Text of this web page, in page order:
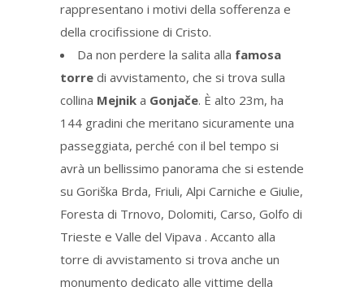
rappresentano i motivi della sofferenza e
della crocifissione di Cristo.
Da non perdere la salita alla famosa
torre di avvistamento, che si trova sulla
collina Mejnik a Gonjače. È alto 23m, ha
144 gradini che meritano sicuramente una
passeggiata, perché con il bel tempo si
avrà un bellissimo panorama che si estende
su Goriška Brda, Friuli, Alpi Carniche e Giulie,
Foresta di Trnovo, Dolomiti, Carso, Golfo di
Trieste e Valle del Vipava . Accanto alla
torre di avvistamento si trova anche un
monumento dedicato alle vittime della